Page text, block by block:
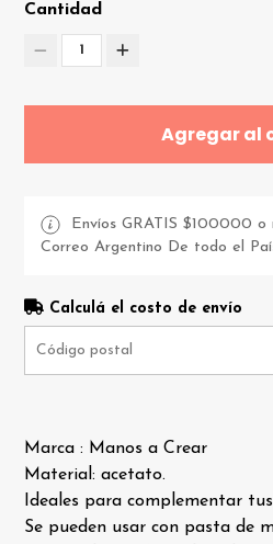
Cantidad
1
Agregar al
Envíos GRATIS $100000 o
Correo Argentino De todo el
Calculá el costo de envío
Marca : Manos a Crear
Material: acetato.
Ideales para complementar
Se pueden usar con pasta de